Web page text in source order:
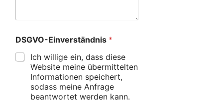
DSGVO-Einverständnis *
Ich willige ein, dass diese
Website meine übermittelten
Informationen speichert,
sodass meine Anfrage
beantwortet werden kann.